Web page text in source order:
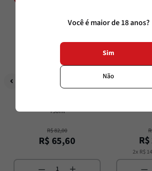
Emiliana
750ml
R$82,00
R$ 65,60 R$
2x R$
Você é maior de 18 anos?
Sim
Não